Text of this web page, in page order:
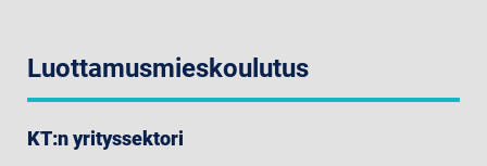
Luottamusmieskoulutus
KT:n yrityssektori